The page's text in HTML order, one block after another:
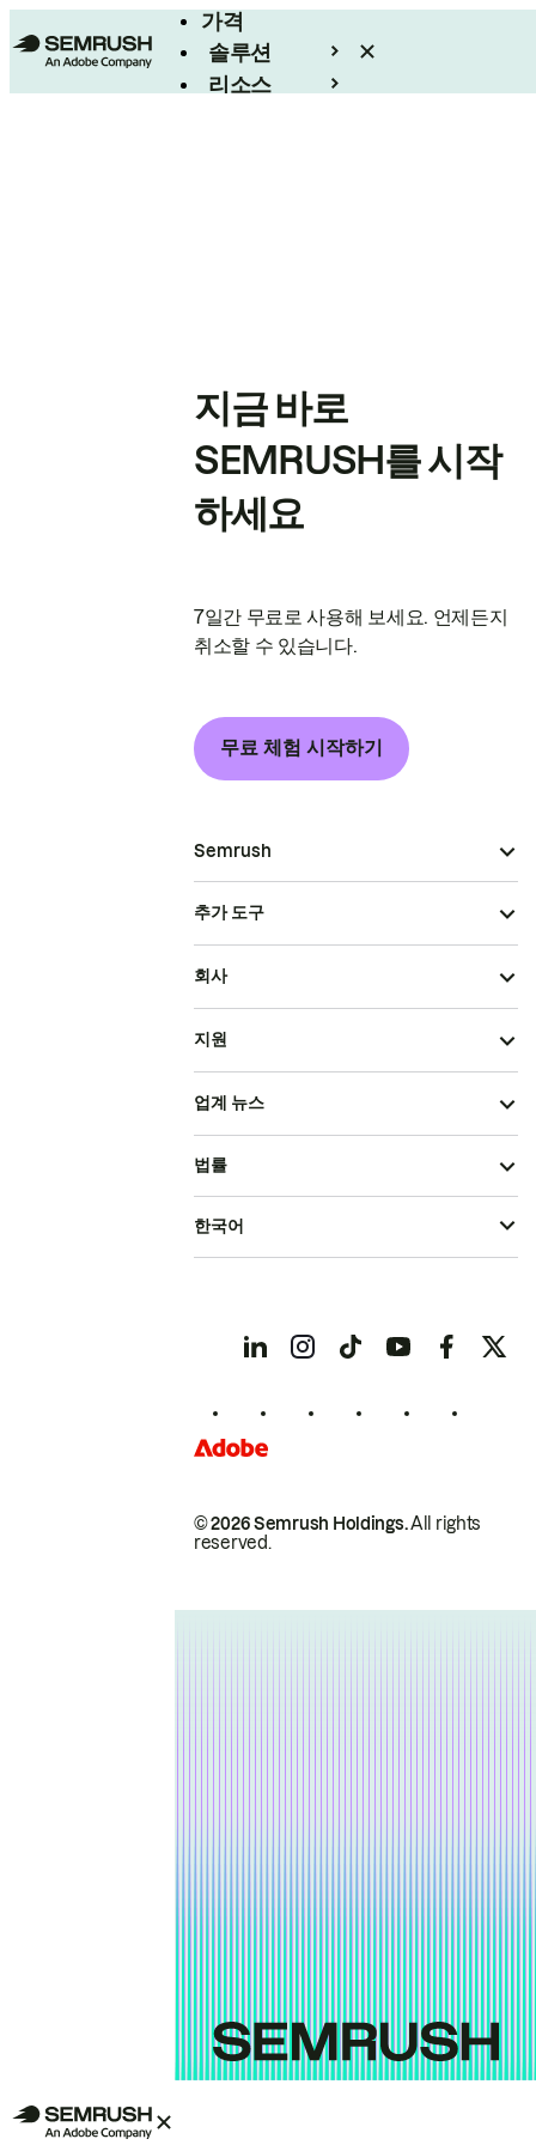
가격
솔루션
리소스
지금 바로
SEMRUSH를 시작
하세요
7일간 무료로 사용해 보세요. 언제든지
취소할 수 있습니다.
무료 체험 시작하기
Semrush
추가 도구
회사
지원
업계 뉴스
© 2026 Semrush Holdings.All rights
reserved.
법률
한국어